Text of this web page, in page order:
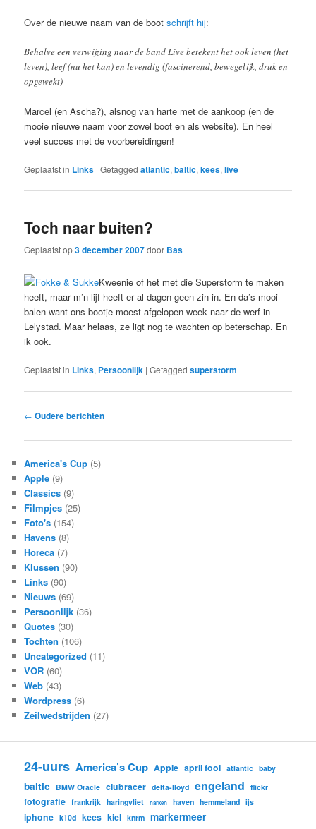
Over de nieuwe naam van de bootschrijft hij:
Behalve een verwijzing naar de band Live betekent het ook leven (het
leven), leef (nu het kan) en levendig (fascinerend, bewegelijk, druk en
opgewekt)
Marcel (en Ascha?), alsnog van harte met de aankoop (en de
mooie nieuwe naam voor zowel boot en als website). En heel
veel succes met de voorbereidingen!
Geplaatst in Links |Getagged atlantic,baltic,kees,live
Toch naar buiten?
Geplaatst op3 december 2007door Bas
Kweenie of het met die Superstorm te maken
heeft, maar m’n lijf heeft er al dagen geen zin in. En da’s mooi
balen want ons bootje moest afgelopen week naar de werf in
Lelystad. Maar helaas, ze ligt nog te wachten op beterschap. En
ik ook.
Geplaatst in Links, Persoonlijk |Getagged superstorm
Bericht
← Oudere berichten
America's Cup (5)
Apple (9)
Classics (9)
Filmpjes (25)
Foto's (154)
Havens (8)
Horeca (7)
Klussen (90)
Links (90)
Nieuws (69)
Persoonlijk (36)
Quotes (30)
Tochten (106)
Uncategorized (11)
VOR (60)
Web (43)
Wordpress (6)
Zeilwedstrijden (27)
24-uurs America’s Cup Apple april fool atlantic baby
baltic BMW Oracle clubracer delta-lloyd engeland flickr
fotografie frankrijk haringvliet harken haven hemmeland ijs
iphone k10d kees kiel knrm markermeer